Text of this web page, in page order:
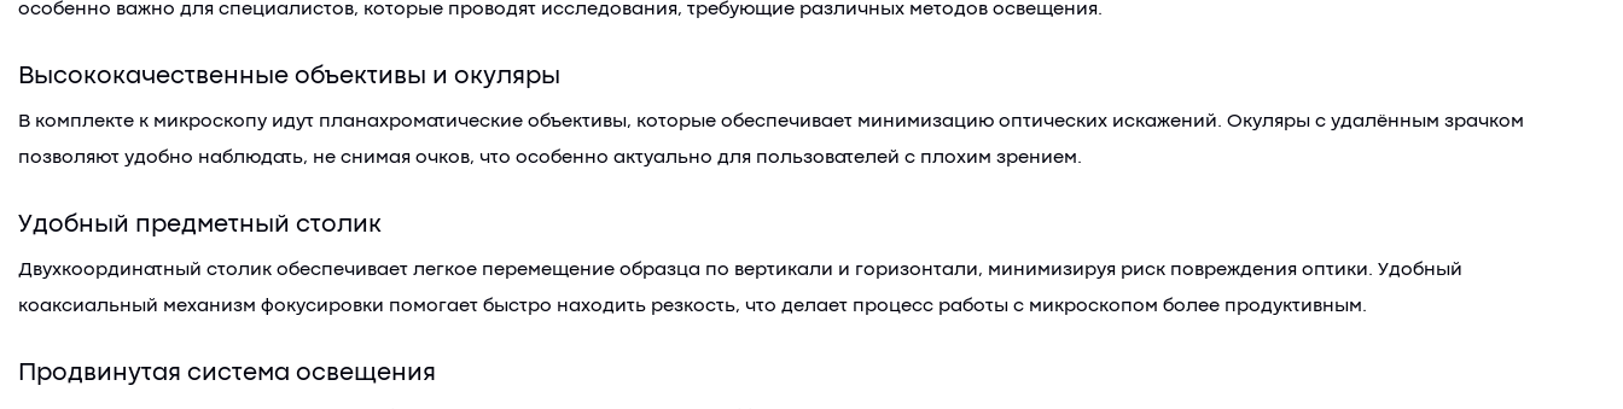
особенно важно для специалистов, которые проводят исследования, требующие различных методов освещения.
Высококачественные объективы и окуляры
В комплекте к микроскопу идут планахроматические объективы, которые обеспечивает минимизацию оптических искажений. Окуляры с удалённым зрачком
позволяют удобно наблюдать, не снимая очков, что особенно актуально для пользователей с плохим зрением.
Удобный предметный столик
Двухкоординатный столик обеспечивает легкое перемещение образца по вертикали и горизонтали, минимизируя риск повреждения оптики. Удобный
коаксиальный механизм фокусировки помогает быстро находить резкость, что делает процесс работы с микроскопом более продуктивным.
Продвинутая система освещения